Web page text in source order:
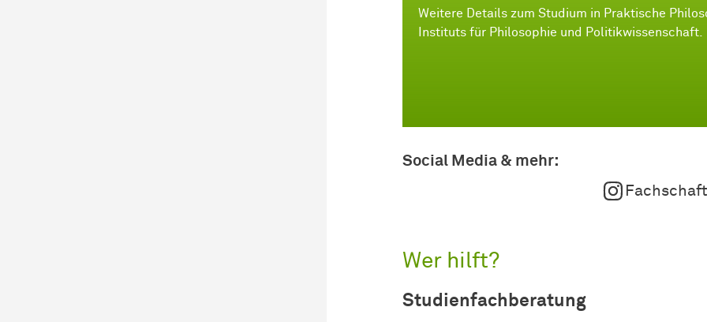
Weitere Details zum Studium in Praktische
Instituts für Philosophie und Politikwissenschaft.
Social Media & mehr:
Wer hilft?
Studienfachberatung